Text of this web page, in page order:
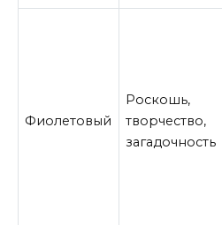
Фиолетовый
Роскошь,
творчество,
загадочность